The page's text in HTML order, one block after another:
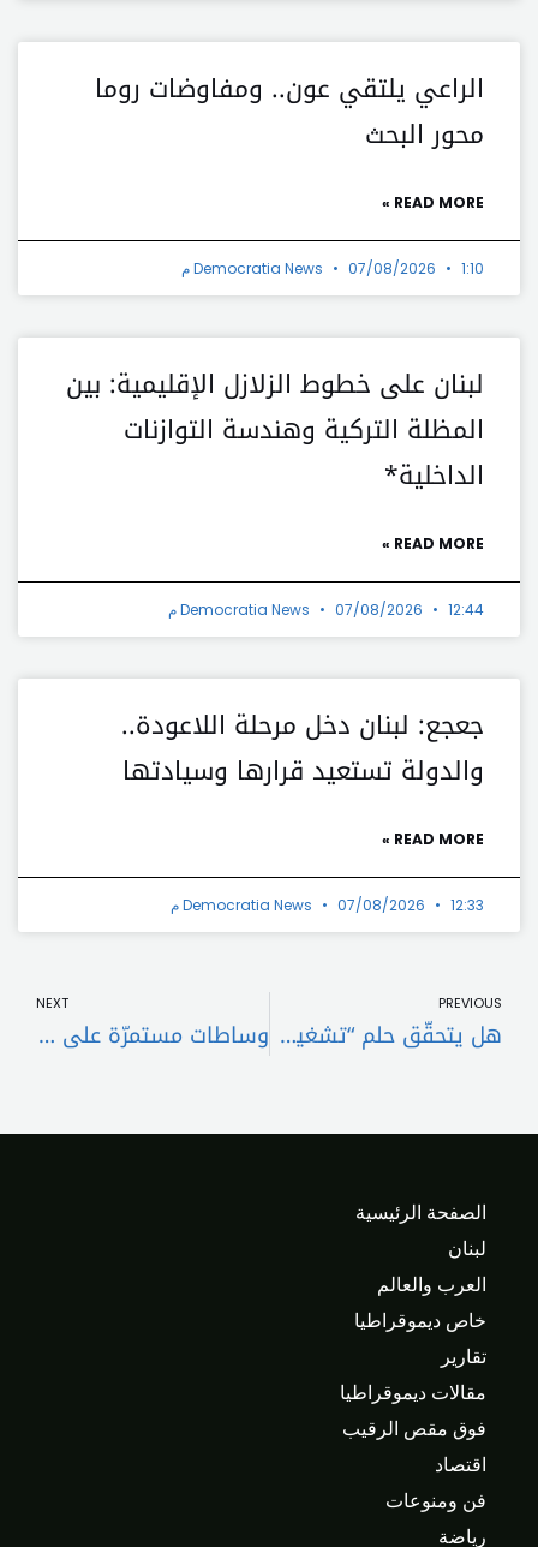
الراعي يلتقي عون.. ومفاوضات روما
محور البحث
READ MORE »
Democratia News 07/08/2026 1:10 م
لبنان على خطوط الزلازل الإقليمية: بين
المظلة التركية وهندسة التوازنات
الداخلية*
READ MORE »
Democratia News 07/08/2026 12:44 م
جعجع: لبنان دخل مرحلة اللاعودة..
والدولة تستعيد قرارها وسيادتها
READ MORE »
Democratia News 07/08/2026 12:33 م
PREVIOUS
هل يتحقّق حلم “تشغيل مطار القليعات”؟
NEXT
وساطات مستمرّة على خط “الثنائي”- سلام لم تردم الهوّة بعد
الصفحة الرئيسية
لبنان
العرب والعالم
خاص ديموقراطيا
تقارير
مقالات ديموقراطيا
فوق مقص الرقيب
اقتصاد
فن ومنوعات
رياضة